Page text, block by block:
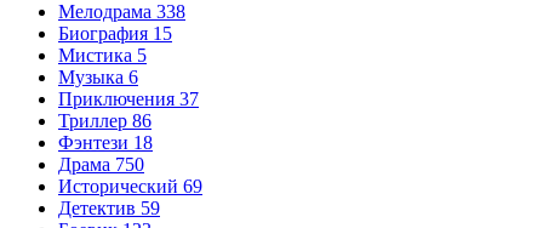
Мелодрама 338
Биография 15
Мистика 5
Музыка 6
Приключения 37
Триллер 86
Фэнтези 18
Драма 750
Исторический 69
Детектив 59